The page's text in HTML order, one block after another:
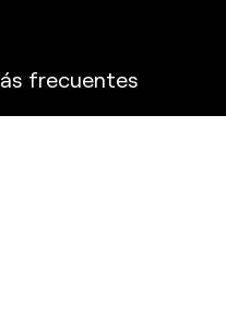
frecuentes